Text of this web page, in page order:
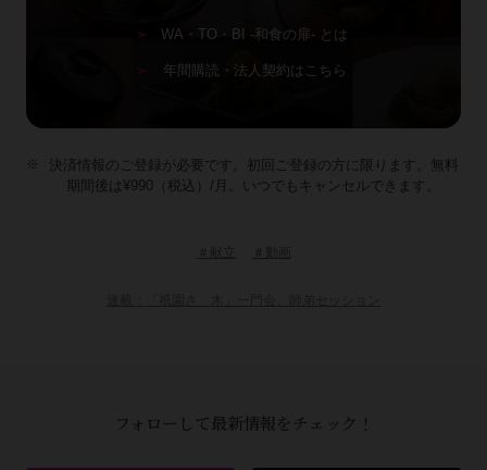
WA・TO・BI -和食の扉- とは
年間購読・法人契約はこちら
決済情報のご登録が必要です。初回ご登録の方に限ります。無料
期間後は¥990（税込）/月。いつでもキャンセルできます。
連載：「祇園さゝ木」一門会、師弟セッション
フォローして最新情報をチェック！